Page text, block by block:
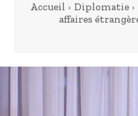
Accueil Diplomatie
affaires